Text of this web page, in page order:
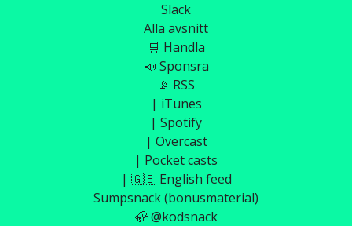
Slack
Alla avsnitt
🛒 Handla
📣 Sponsra
📡 RSS
| iTunes
| Spotify
| Overcast
| Pocket casts
| 🇬🇧 English feed
Sumpsnack (bonusmaterial)
🦣 @kodsnack